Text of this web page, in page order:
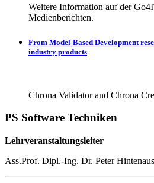
Weitere Information auf der
Medienberichten.
From Model-Based Development
industry products
Chrona Validator and Chrona
PS Software Techniken
Lehrveranstaltungsleiter
Ass.Prof. Dipl.-Ing. Dr. Peter Hintenaus